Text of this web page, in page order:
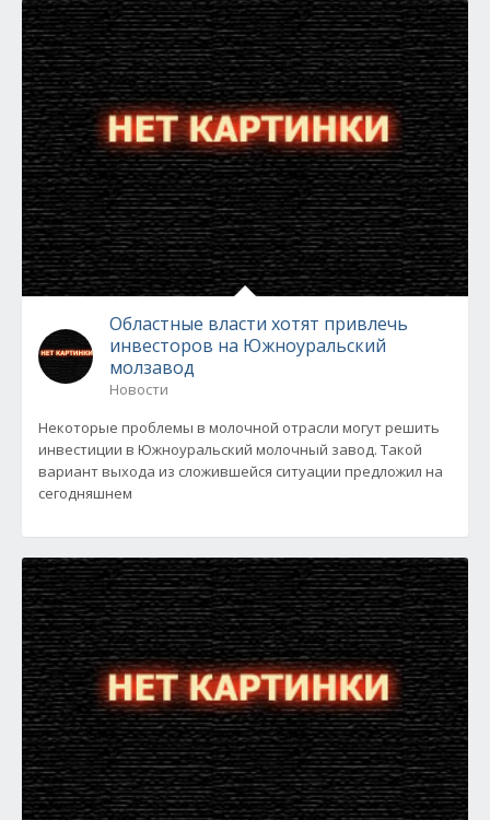
Областные власти хотят привлечь
инвесторов на Южноуральский
молзавод
Новости
Некоторые проблемы в молочной отрасли могут решить
инвестиции в Южноуральский молочный завод. Такой
вариант выхода из сложившейся ситуации предложил на
сегодняшнем